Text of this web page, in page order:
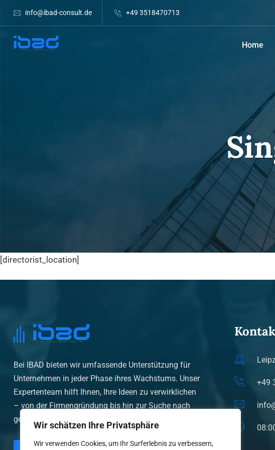
Wir schätzen Ihre Privatsphäre
Wir verwenden Cookies, um Ihr Surferlebnis zu verbessern,
info@ibad-consult.de +49 3518470713
Home
[directorist_location]
Bei IBAD bieten wir umfassende Unterstützung für
Unternehmen in jeder Phase ihres Wachstums. Unser
Expertenteam hilft Ihnen, Ihre Ideen zu verwirklichen
– von der Firmengründung bis hin zur Suche nach
geeigneten,..
+49